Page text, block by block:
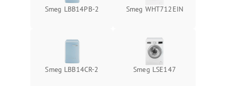
Smeg LBB14PB-2 Smeg WHT712EIN
Smeg LBB14CR-2 Smeg LSE147